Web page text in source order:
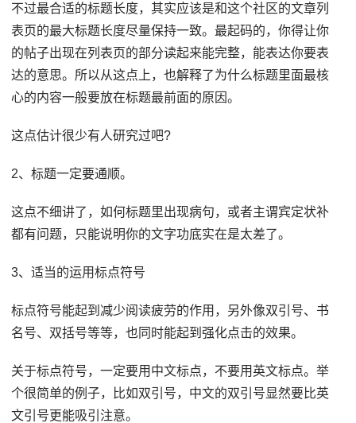
不过最合适的标题长度，其实应该是和这个社区的文章列
表页的最大标题长度尽量保持一致。最起码的，你得让你
的帖子出现在列表页的部分读起来能完整，能表达你要表
达的意思。所以从这点上，也解释了为什么标题里面最核
心的内容一般要放在标题最前面的原因。
这点估计很少有人研究过吧?
2、标题一定要通顺。
这点不细讲了，如何标题里出现病句，或者主谓宾定状补
都有问题，只能说明你的文字功底实在是太差了。
3、适当的运用标点符号
标点符号能起到减少阅读疲劳的作用，另外像双引号、书
名号、双括号等等，也同时能起到强化点击的效果。
关于标点符号，一定要用中文标点，不要用英文标点。举
个很简单的例子，比如双引号，中文的双引号显然要比英
文引号更能吸引注意。